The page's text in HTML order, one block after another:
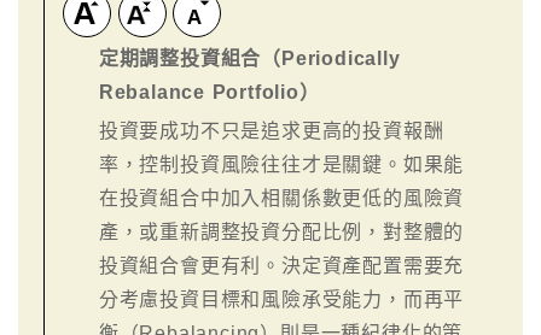
定期調整投資組合（Periodically
Rebalance Portfolio）
投資要成功不只是追求更高的投資報酬
率，控制投資風險往往才是關鍵。如果能
在投資組合中加入相關係數更低的風險資
產，或重新調整投資分配比例，對整體的
投資組合會更有利。決定資產配置需要充
分考慮投資目標和風險承受能力，而再平